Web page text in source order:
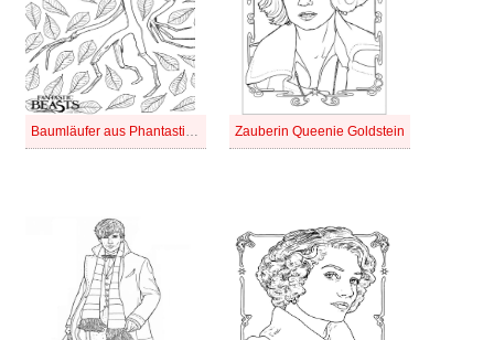
Baumläufer aus Phantastische Tierwesen Zauberin Queenie Goldstein